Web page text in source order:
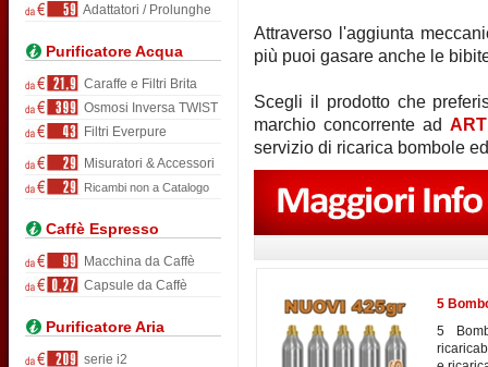
Adattatori / Prolunghe
Purificatore Acqua
Caraffe e Filtri Brita
Osmosi Inversa TWIST
Filtri Everpure
Misuratori & Accessori
Ricambi non a Catalogo
Caffè Espresso
Macchina da Caffè
Capsule da Caffè
Purificatore Aria
serie i2
Attraverso l'aggiunta
più puoi gasare anche le
Scegli il prodotto che
marchio concorrente ad
servizio di ricarica bombole
5
5